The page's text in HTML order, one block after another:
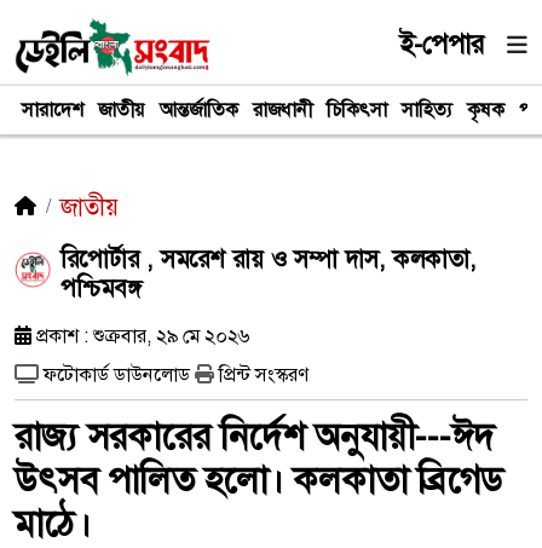
ই-পেপার
সারাদেশ জাতীয় আন্তর্জাতিক রাজধানী চিকিৎসা সাহিত্য কৃষক
জাতীয়
রিপোর্টার , সমরেশ রায় ও সম্পা দাস, কলকাতা,
পশ্চিমবঙ্গ
প্রকাশ : শুক্রবার, ২৯ মে ২০২৬
ফটোকার্ড ডাউনলোড
প্রিন্ট সংস্করণ
রাজ্য সরকারের নির্দেশ অনুযায়ী---ঈদ
উৎসব পালিত হলো। কলকাতা ব্রিগেড
মাঠে।